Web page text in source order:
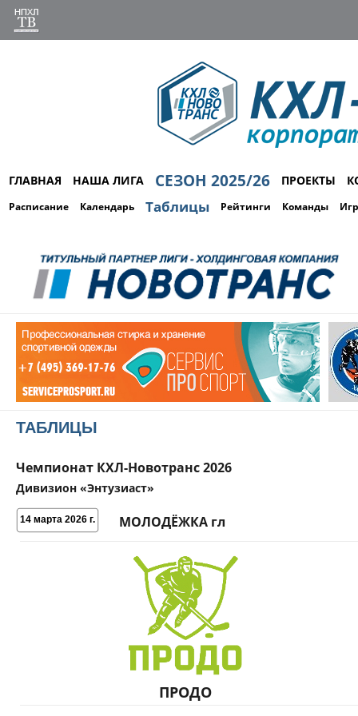
ГЛАВНАЯ НАША ЛИГА СЕЗОН 2025/26 ПРОЕКТЫ
Расписание Календарь Таблицы Рейтинги Команды
ТАБЛИЦЫ
Чемпионат КХЛ-Новотранс 2026
Дивизион «Энтузиаст»
14 марта 2026 г. МОЛОДЁЖКА гл
ПРОДО